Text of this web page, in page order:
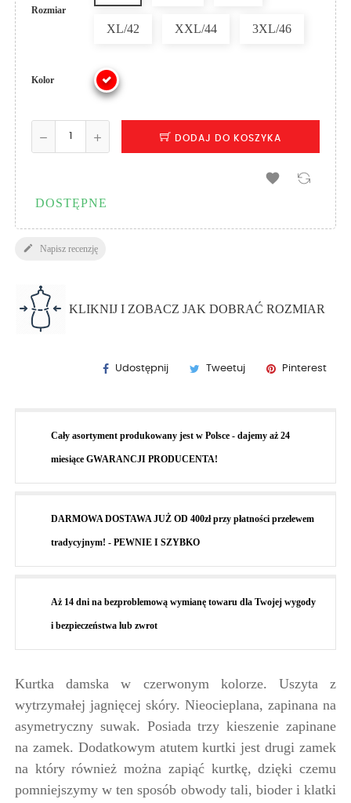
Rozmiar
XL/42 XXL/44 3XL/46
Kolor
DODAJ DO KOSZYKA

DOSTĘPNE
 Napisz recenzję
KLIKNIJ I ZOBACZ JAK DOBRAĆ ROZMIAR
Udostępnij Tweetuj Pinterest
Cały asortyment produkowany jest w Polsce - dajemy aż 24
miesiące GWARANCJI PRODUCENTA!
DARMOWA DOSTAWA JUŻ OD 400zł przy płatności przelewem
tradycyjnym! - PEWNIE I SZYBKO
Aż 14 dni na bezproblemową wymianę towaru dla Twojej wygody
i bezpieczeństwa lub zwrot
Kurtka damska w czerwonym kolorze. Uszyta z
wytrzymałej jagnięcej skóry. Nieocieplana, zapinana na
asymetryczny suwak. Posiada trzy kieszenie zapinane
na zamek. Dodatkowym atutem kurtki jest drugi zamek
na który również można zapiąć kurtkę, dzięki czemu
pomniejszymy w ten sposób obwody tali, bioder i klatki